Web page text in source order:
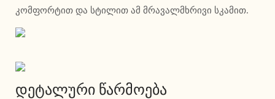
კომფორტით და სტილით ამ მრავალმხრივი სკამით.
დეტალური წარმოება